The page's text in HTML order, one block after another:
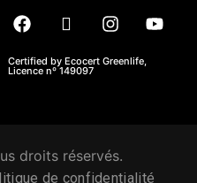
Certified by Ecocert Greenlife,
Licence nº 149097
droits réservés.
de confidentialité